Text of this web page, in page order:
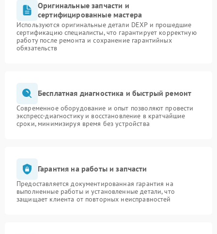
Оригинальные запчасти и
сертифицированные мастера
Используются оригинальные детали DEXP и прошедшие
сертификацию специалисты, что гарантирует корректную
работу после ремонта и сохранение гарантийных
обязательств
Бесплатная диагностика и быстрый ремонт
Современное оборудование и опыт позволяют провести
экспресс-диагностику и восстановление в кратчайшие
сроки, минимизируя время без устройства
Гарантия на работы и запчасти
Предоставляется документированная гарантия на
выполненные работы и установленные детали, что
защищает клиента от повторных неисправностей